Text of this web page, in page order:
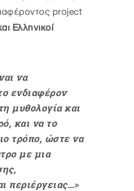
project
Ελληνικοί
να
ενδιαφέρον
μυθολογία και
και να το
τρόπο, ώστε να
με μια
περιέργειας…»